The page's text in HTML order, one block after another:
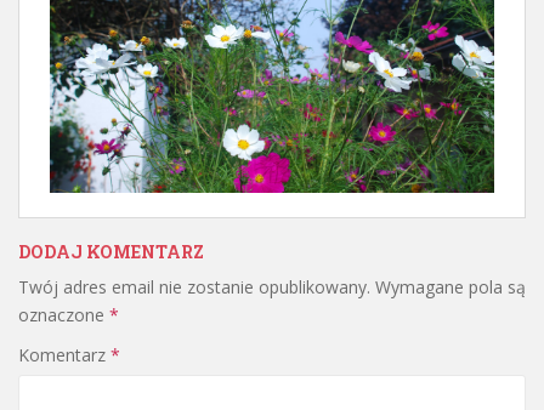
DODAJ KOMENTARZ
Twój adres email nie zostanie opublikowany. Wymagane pola są
oznaczone *
Komentarz *